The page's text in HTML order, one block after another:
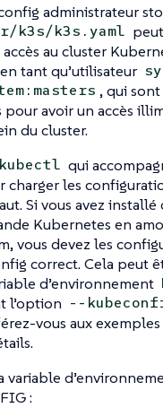
administrateur
k3s/k3s.yaml
au cluster
tant qu’utilisateur
, qui
avoir un accès
du cluster.
kubectl qui
charger les
Si vous avez installé
Kubernetes en
vous devez les
correct. Cela peut
d’environnement
l’option --
vous aux
variable
: